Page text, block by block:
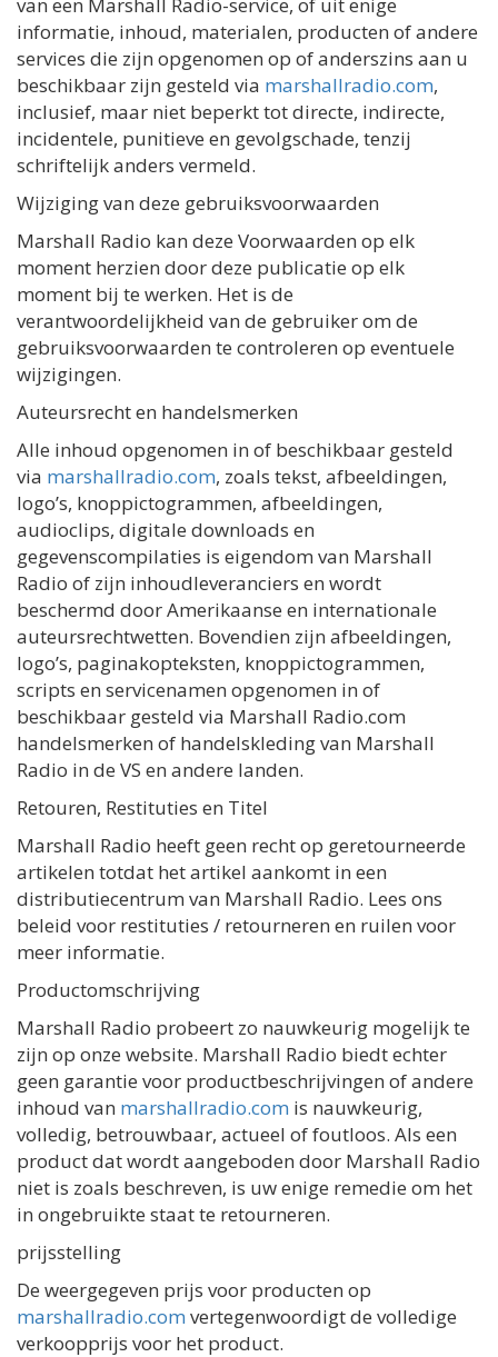
informatie, inhoud, materialen, producten of andere
services die zijn opgenomen op of anderszins aan u
beschikbaar zijn gesteld via marshallradio.com,
inclusief, maar niet beperkt tot directe, indirecte,
incidentele, punitieve en gevolgschade, tenzij
schriftelijk anders vermeld.
Wijziging van deze gebruiksvoorwaarden
Marshall Radio kan deze Voorwaarden op elk
moment herzien door deze publicatie op elk
moment bij te werken. Het is de
verantwoordelijkheid van de gebruiker om de
gebruiksvoorwaarden te controleren op eventuele
wijzigingen.
Auteursrecht en handelsmerken
Alle inhoud opgenomen in of beschikbaar gesteld
via marshallradio.com, zoals tekst, afbeeldingen,
logo’s, knoppictogrammen, afbeeldingen,
audioclips, digitale downloads en
gegevenscompilaties is eigendom van Marshall
Radio of zijn inhoudleveranciers en wordt
beschermd door Amerikaanse en internationale
auteursrechtwetten. Bovendien zijn afbeeldingen,
logo’s, paginakopteksten, knoppictogrammen,
scripts en servicenamen opgenomen in of
beschikbaar gesteld via Marshall Radio.com
handelsmerken of handelskleding van Marshall
Radio in de VS en andere landen.
Retouren, Restituties en Titel
Marshall Radio heeft geen recht op geretourneerde
artikelen totdat het artikel aankomt in een
distributiecentrum van Marshall Radio. Lees ons
beleid voor restituties / retourneren en ruilen voor
meer informatie.
Productomschrijving
Marshall Radio probeert zo nauwkeurig mogelijk te
zijn op onze website. Marshall Radio biedt echter
geen garantie voor productbeschrijvingen of andere
inhoud van marshallradio.com is nauwkeurig,
volledig, betrouwbaar, actueel of foutloos. Als een
product dat wordt aangeboden door Marshall Radio
niet is zoals beschreven, is uw enige remedie om het
in ongebruikte staat te retourneren.
prijsstelling
De weergegeven prijs voor producten op
marshallradio.com vertegenwoordigt de volledige
verkoopprijs voor het product.